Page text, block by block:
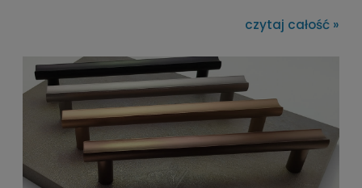
sterowania oświetleniem. Automatyczne włączanie
światła po otwarciu szafki, regulacja jasności, obsługa z
prowadzenia dodatkowych przewodów sprawiają, że
instalacja staje się znacznie bardziej funkcjonalna. Takie
rozwiązania rozwija Design Light, projektując systemy
przeznaczone do mebli oraz nowoczesnych aranżacji
wnętrz z wykorzystaniem profili architektonicznych.
czytaj całość »